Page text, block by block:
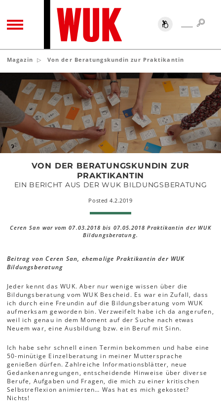
TOGGLE NAVIGATION SUCHE
Magazin Von der Beratungskundin zur Praktikantin
der
Beratungskundin
Praktikantin
VON DER BERATUNGSKUNDIN ZUR
PRAKTIKANTIN
EIN BERICHT AUS DER WUK BILDUNGSBERATUNG
Posted 4.2.2019
Ceren San war vom 07.03.2018 bis 07.05.2018 Praktikantin der WUK
Bildungsberatung.
Beitrag von Ceren San, ehemalige Praktikantin der WUK
Bildungsberatung
Jeder kennt das WUK. Aber nur wenige wissen über die
Bildungsberatung vom WUK Bescheid. Es war ein Zufall, dass
ich durch eine Freundin auf die Bildungsberatung vom WUK
aufmerksam geworden bin. Verzweifelt habe ich da angerufen,
weil ich genau in dem Moment auf der Suche nach etwas
Neuem war, eine Ausbildung bzw. ein Beruf mit Sinn.
Ich habe sehr schnell einen Termin bekommen und habe eine
50-minütige Einzelberatung in meiner Muttersprache
genießen dürfen. Zahlreiche Informationsblätter, neue
Gedankenanregungen, entscheidende Hinweise über diverse
Berufe, Aufgaben und Fragen, die mich zu einer kritischen
Selbstreflexion animierten… Was hat es mich gekostet?
Nichts!